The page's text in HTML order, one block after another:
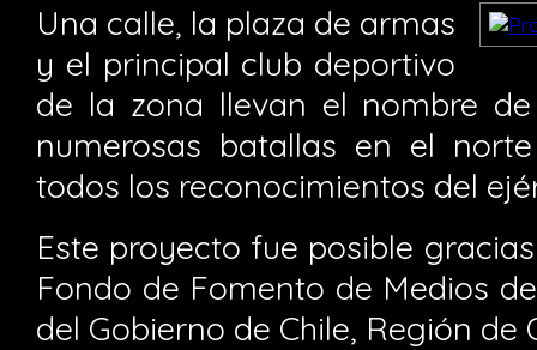
Una calle, la plaza de armas
y el principal club deportivo
de la zona llevan el nombre
numerosas batallas en el
todos los reconocimientos del
Este proyecto fue posible
Fondo de Fomento de Medios
del Gobierno de Chile, Región de